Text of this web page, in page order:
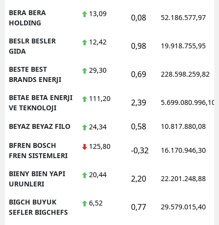
BERA BERA
HOLDING
13,09 0,08 52.186.577,97
BESLR BESLER
GIDA
12,42 0,98 19.918.755,95
BESTE BEST
BRANDS ENERJI
29,30 0,69 228.598.259,82
BETAE BETA ENERJI
VE TEKNOLOJI
111,20 2,39 5.699.080.996,10
BEYAZ BEYAZ FILO 24,34 0,58 10.817.880,08
BFREN BOSCH
FREN SISTEMLERI
125,80 -0,32 16.170.946,30
BIENY BIEN YAPI
URUNLERI
20,44 2,20 22.201.248,88
BIGCH BUYUK
SEFLER BIGCHEFS
6,52 0,77 29.579.015,40